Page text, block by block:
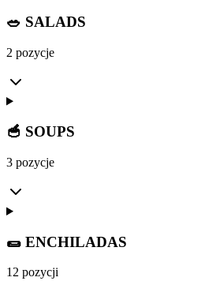
🥗 SALADS
2 pozycje
🥣 SOUPS
3 pozycje
🌯 ENCHILADAS
12 pozycji